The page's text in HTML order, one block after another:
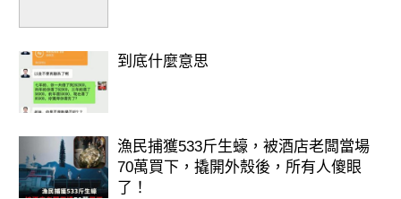
到底什麼意思
漁民捕獲533斤生蠔，被酒店老闆當場
70萬買下，撬開外殼後，所有人傻眼
了！